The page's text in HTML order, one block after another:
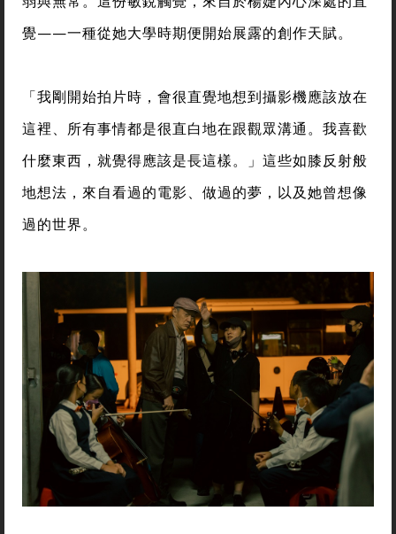
覺——一種從她大學時期便開始展露的創作天賦。
「我剛開始拍片時，會很直覺地想到攝影機應該放在
這裡、所有事情都是很直白地在跟觀眾溝通。我喜歡
什麼東西，就覺得應該是長這樣。」這些如膝反射般
地想法，來自看過的電影、做過的夢，以及她曾想像
過的世界。